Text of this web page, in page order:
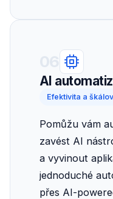
AI
Efektivita a
Pomůžu vám
zavést AI
a vyvinout
jednoduché
přes AI-